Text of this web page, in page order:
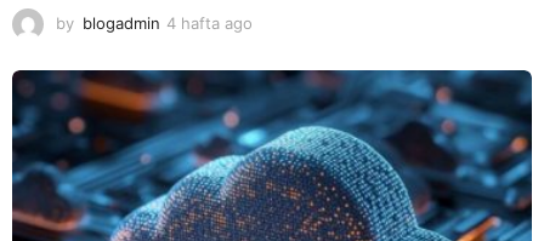
by blogadmin 4 hafta ago
a
f
t
a
a
g
o